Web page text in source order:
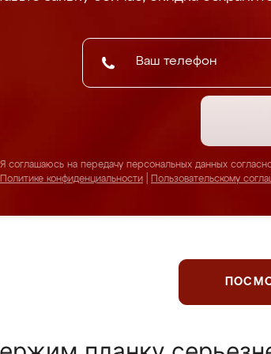
Я соглашаюсь на передачу персональных данных
Политике конфиденциальности
Пользовательскому